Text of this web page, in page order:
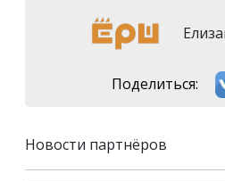
Поделиться:
Новости партнёров